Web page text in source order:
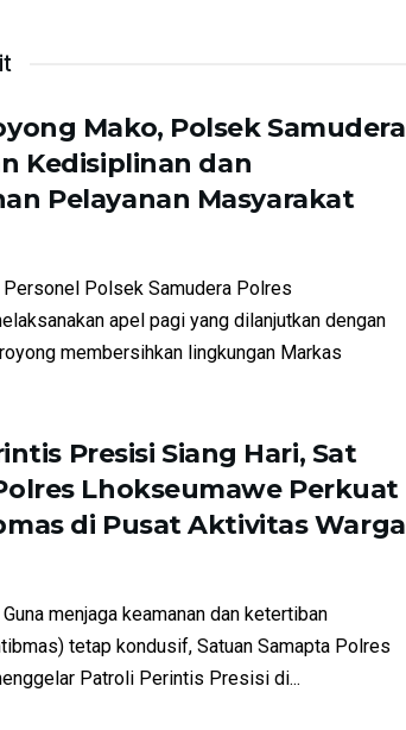
Mako, Polsek Samudera
Kedisiplinan dan
Pelayanan Masyarakat
Polsek Samudera Polres
apel pagi yang dilanjutkan dengan
membersihkan lingkungan Markas
Presisi Siang Hari, Sat
Lhokseumawe Perkuat
di Pusat Aktivitas Warga
menjaga keamanan dan ketertiban
tetap kondusif, Satuan Samapta Polres
Patroli Perintis Presisi di...